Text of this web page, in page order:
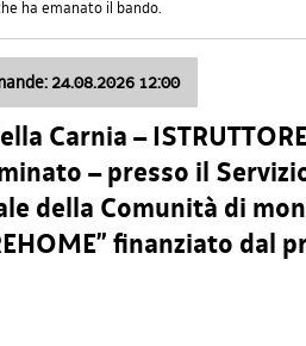
ha emanato il bando.
24.08.2026 12:00
Carnia –
– presso il
della Comunità di
finanziato dal